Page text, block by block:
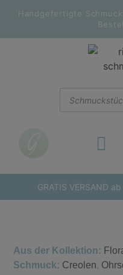
Handgefertigte
GRATIS VERSAND
Aus der Kollektion:
Schmuck: Creolen,